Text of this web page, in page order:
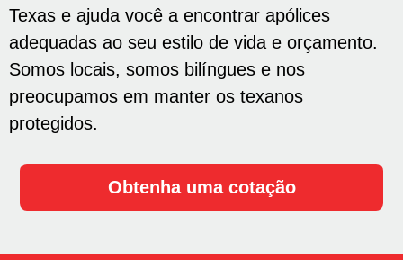
Texas e ajuda você a encontrar apólices
adequadas ao seu estilo de vida e orçamento.
Somos locais, somos bilíngues e nos
preocupamos em manter os texanos
protegidos.
Obtenha uma cotação